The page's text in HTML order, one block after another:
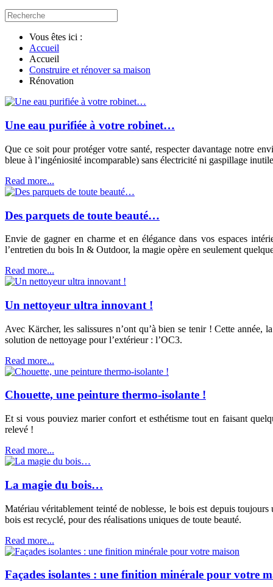
Vous êtes ici :
Accueil
Accueil
Construire et rénover sa maison
Rénovation
Une eau purifiée à votre robinet…
Que ce soit pour protéger votre santé, respecter davantage notre
bleue à l’ingéniosité incomparable) sans électricité ni gaspillage
Read more...
Des parquets de toute beauté…
Envie de gagner en charme et en élégance dans vos espaces
l’entretien du bois In & Outdoor, la magie opère en seulement
Read more...
Un nettoyeur ultra innovant !
Avec Kärcher, les salissures n’ont qu’à bien se tenir ! Cette
solution de nettoyage pour l’extérieur : l’OC3.
Read more...
Chouette, une peinture thermo-isolante !
Et si vous pouviez marier confort et esthétisme tout en faisant
relevé !
Read more...
La magie du bois…
Matériau véritablement teinté de noblesse, le bois est depuis
bois est recyclé, pour des réalisations uniques de toute beauté.
Read more...
Façades isolantes : une finition minérale pour votre